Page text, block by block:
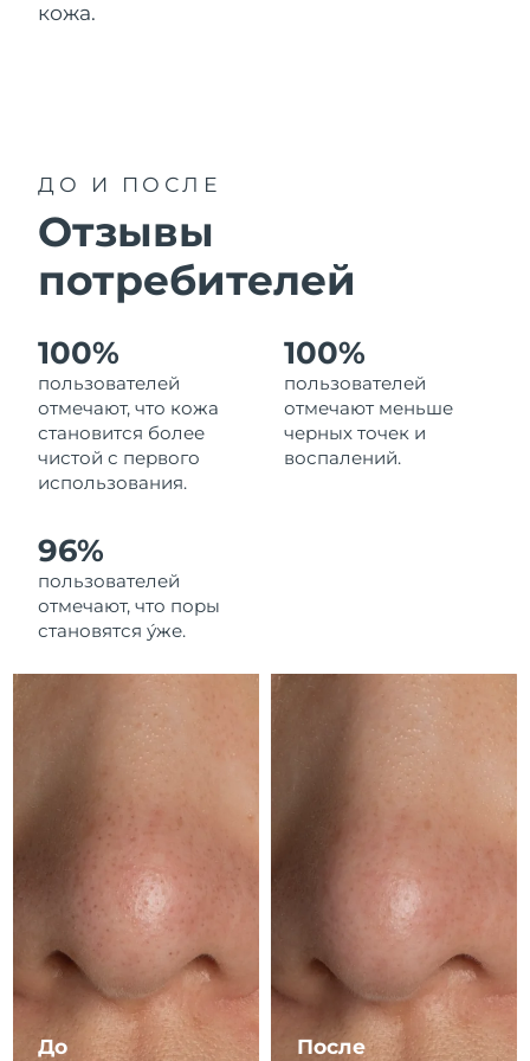
кожа.
ДО И ПОСЛЕ
Отзывы
потребителей
100%
пользователей
отмечают, что кожа
становится более
чистой с первого
использования.
100%
пользователей
отмечают меньше
черных точек и
воспалений.
96%
пользователей
отмечают, что поры
становятся у́же.
До После
Гибралтар
Венгрия
Исландия
Ожидаемая дата доставки
Ирландия
Ожидаемая дата доставки
29/1/2026
о-в Мэн
Ожидаемая дата доставки
Италия
1/2/2026
Ожидаемая дата доставки
3/2/2026
Казахстан
Ожидаемая дата доставки
29/1/2026
Латвия
Ожидаемая дата доставки
29/1/2026
Ливан
Ожидаемая дата доставки
30/1/2026